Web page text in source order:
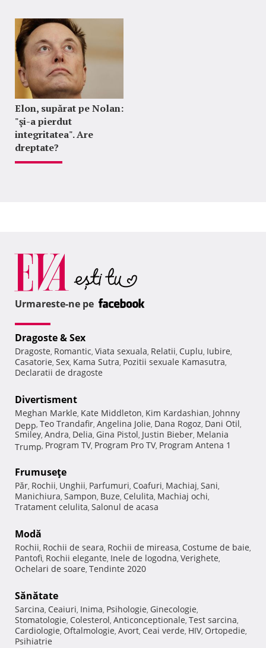
Elon, supărat pe Nolan:
"şi-a pierdut
integritatea". Are
dreptate?
Urmareste-ne pe
Dragoste & Sex
Dragoste, Romantic, Viata sexuala, Relatii, Cuplu, Iubire,
Casatorie, Sex, Kama Sutra, Pozitii sexuale Kamasutra,
Declaratii de dragoste
Divertisment
Meghan Markle, Kate Middleton, Kim Kardashian, Johnny
Depp, Teo Trandafir, Angelina Jolie, Dana Rogoz, Dani Otil,
Smiley, Andra, Delia, Gina Pistol, Justin Bieber, Melania
Trump, Program TV, Program Pro TV, Program Antena 1
Frumuseţe
Păr, Rochii, Unghii, Parfumuri, Coafuri, Machiaj, Sani,
Manichiura, Sampon, Buze, Celulita, Machiaj ochi,
Tratament celulita, Salonul de acasa
Modă
Rochii, Rochii de seara, Rochii de mireasa, Costume de baie,
Pantofi, Rochii elegante, Inele de logodna, Verighete,
Ochelari de soare, Tendinte 2020
Sănătate
Sarcina, Ceaiuri, Inima, Psihologie, Ginecologie,
Stomatologie, Colesterol, Anticonceptionale, Test sarcina,
Cardiologie, Oftalmologie, Avort, Ceai verde, HIV, Ortopedie,
Psihiatrie